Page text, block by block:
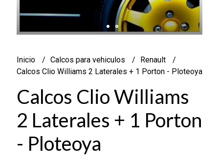
Inicio Calcos para vehiculos
Renault
Calcos Clio Williams 2 Laterales + 1 Porton - Ploteoya
Calcos Clio Williams
2 Laterales + 1 Porton
- Ploteoya